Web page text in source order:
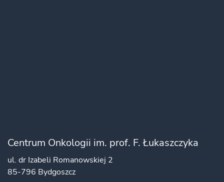
Centrum Onkologii im. prof. F. Łukaszczyka
ul. dr Izabeli Romanowskiej 2
85-796 Bydgoszcz